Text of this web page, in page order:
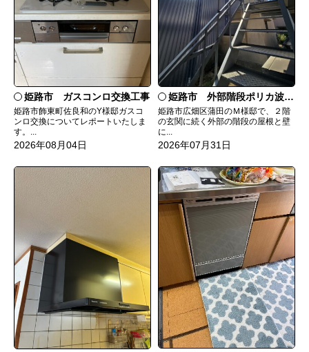
姫路市 ガスコンロ交換工事
姫路市飾東町佐良和のY様邸ガスコ
ンロ交換についてレポートいたしま
す。...
2026年08月04日
姫路市 外部階段ポリカ波板張替工事
姫路市広畑区蒲田のＭ様邸で、２階
の玄関に続く外部の階段の屋根と壁
に...
2026年07月31日